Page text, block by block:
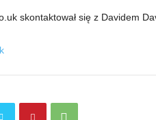
skontaktował się z Davidem